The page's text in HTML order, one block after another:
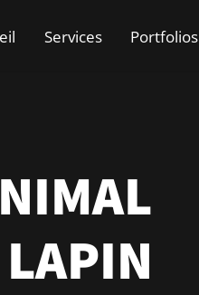
Services Portfolios